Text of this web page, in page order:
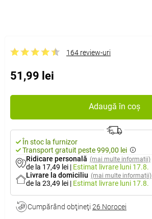
164 review-uri
51,99 lei
Adaugă în coș
În stoc la furnizor
Transport gratuit peste 999,00 lei
Ridicare personală (mai multe informații)
de la 17,49 lei | Estimat livrare luni 17.8.
Livrare la domiciliu (mai multe informații)
de la 23,49 lei | Estimat livrare luni 17.8.
Cumpărând obţineţi 26 Norocei